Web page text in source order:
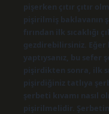
pişerken çıtır çıtır
pişirilmiş baklavanın
fırından ilk sıcaklığı
gezdirebilirsiniz. Eğer
yaptıysanız, bu sefer
pişirdikten sonra, ilk
pişirdiğiniz tatlıya
şerbeti kıvamı nasıl
pişirilmelidir.